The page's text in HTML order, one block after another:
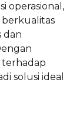
operasional,
dan
terhadap
solusi ideal